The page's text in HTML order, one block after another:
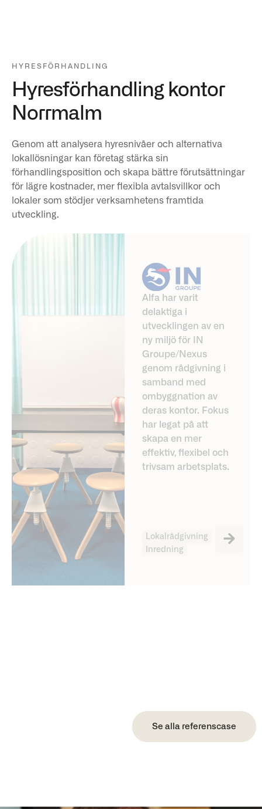
HYRESFÖRHANDLING
Hyresförhandling kontor
Norrmalm
Genom att analysera hyresnivåer och alternativa
lokallösningar kan företag stärka sin
förhandlingsposition och skapa bättre förutsättningar
för lägre kostnader, mer flexibla avtalsvillkor och
lokaler som stödjer verksamhetens framtida
utveckling.
Alfa har varit
delaktiga i
utvecklingen av en
ny miljö för IN
Groupe/Nexus
genom rådgivning i
samband med
ombyggnation av
deras kontor. Fokus
har legat på att
skapa en mer
effektiv, flexibel och
trivsam arbetsplats.
Lokalrådgivning
Inredning
Se alla referenscase